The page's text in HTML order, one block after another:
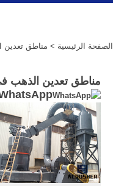
الصفحة الرئيسية > مناطق تعدين
مناطق تعدين الذهب